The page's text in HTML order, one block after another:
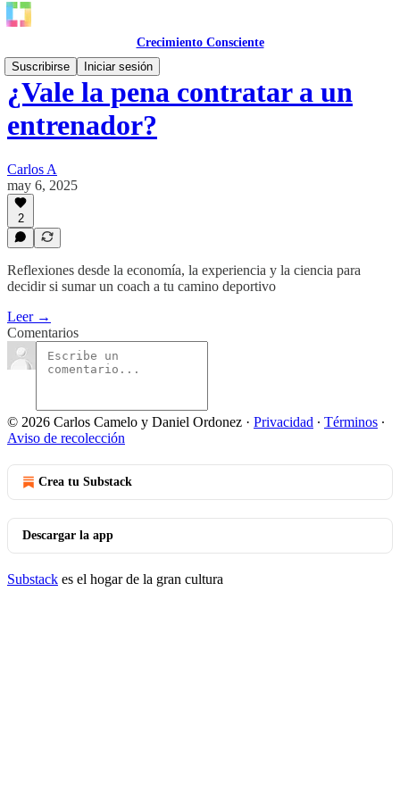
Crecimiento Consciente
Suscribirse
Iniciar sesión
¿Vale la pena contratar a un
entrenador?
Carlos A
may 6, 2025
2
Reflexiones desde la economía, la experiencia y la ciencia para
decidir si sumar un coach a tu camino deportivo
Leer →
Comentarios
© 2026 Carlos Camelo y Daniel Ordonez · Privacidad ∙ Términos ∙
Aviso de recolección
Crea tu Substack
Descargar la app
Substack es el hogar de la gran cultura